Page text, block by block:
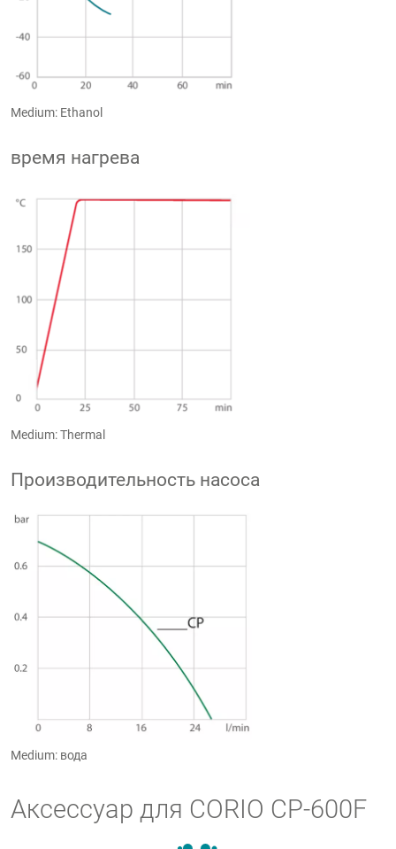
Medium: Ethanol
время нагрева
Medium: Thermal
Производительность насоса
Medium: вода
Аксессуар для CORIO CP-600F